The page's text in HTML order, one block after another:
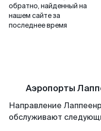
обратно, найденный на
нашем сайте за
последнее время
Аэропорты
Направление
обслуживают